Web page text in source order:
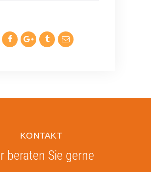
KONTAKT
beraten Sie gerne